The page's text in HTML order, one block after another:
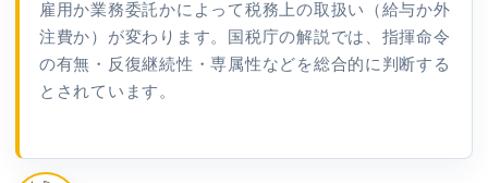
雇用か業務委託かによって税務上の取扱い（給与か外
注費か）が変わります。国税庁の解説では、指揮命令
の有無・反復継続性・専属性などを総合的に判断する
とされています。